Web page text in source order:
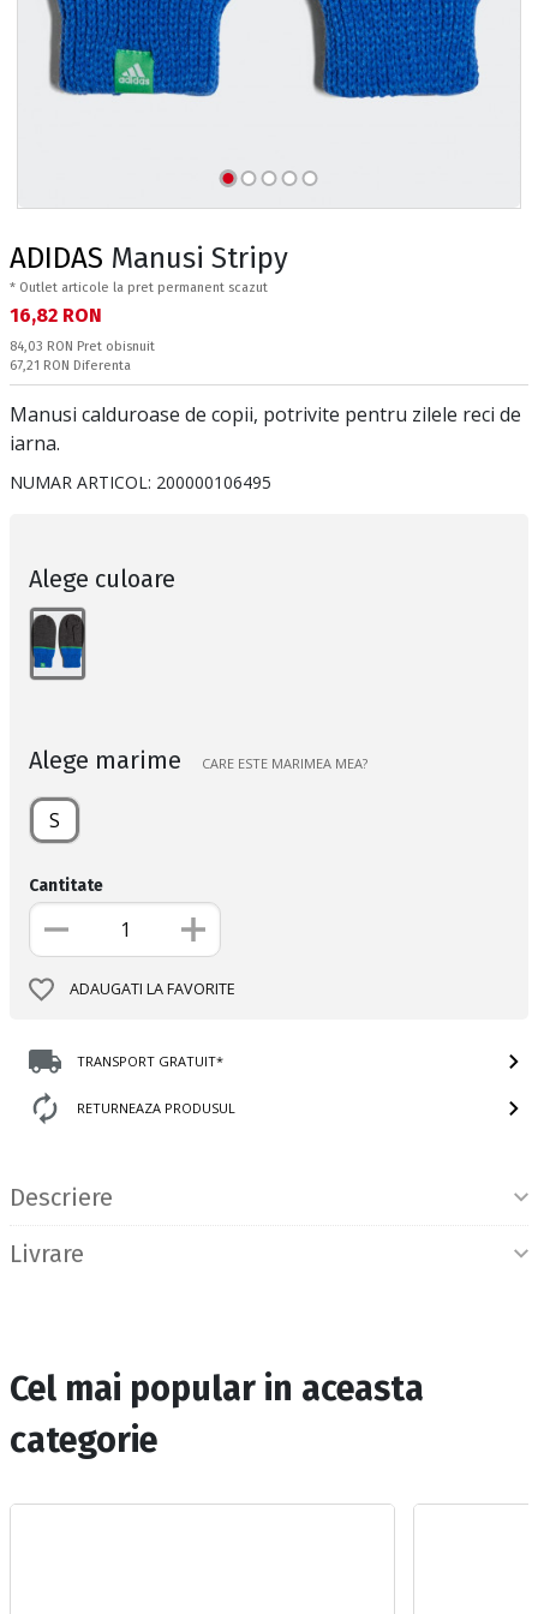
ADIDAS Manusi Stripy
* Outlet articole la pret permanent scazut
Текуща цена:
16,82 RON
Pret obisnuit:
84,03 RON Pret obisnuit
Спестявате:
67,21 RON Diferenta
Manusi calduroase de copii, potrivite pentru zilele reci de
iarna.
NUMAR ARTICOL: 200000106495
Alege culoare
Alege marime CARE ESTE MARIMEA MEA?
S
Cantitate
ADAUGATI LA FAVORITE
TRANSPORT GRATUIT*
RETURNEAZA PRODUSUL
Descriere
Livrare
Cel mai popular in aceasta
categorie